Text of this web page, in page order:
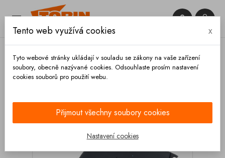
 

Tento web využívá cookies x
Tyto webové stránky ukládají v souladu se zákony na vaše zařízení
soubory, obecně nazývané cookies. Odsouhlaste prosím nastavení
cookies souborů pro použití webu.
Přijmout všechny soubory cookies
Nastavení cookies